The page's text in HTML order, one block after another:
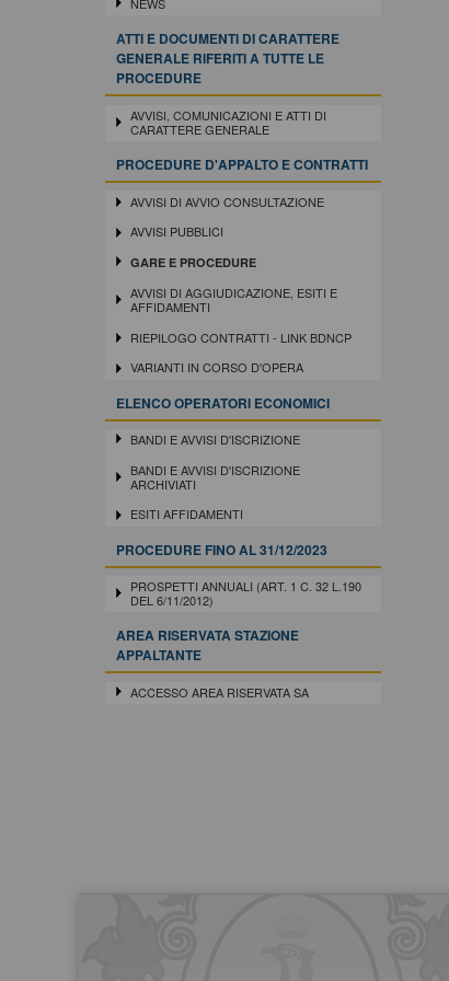
ATTI E DOCUMENTI DI CARATTERE
GENERALE RIFERITI A TUTTE LE
PROCEDURE
AVVISI, COMUNICAZIONI E ATTI DI
CARATTERE GENERALE
PROCEDURE D'APPALTO E CONTRATTI
AVVISI DI AVVIO CONSULTAZIONE
AVVISI PUBBLICI
GARE E PROCEDURE
AVVISI DI AGGIUDICAZIONE, ESITI E
AFFIDAMENTI
RIEPILOGO CONTRATTI - LINK BDNCP
VARIANTI IN CORSO D'OPERA
ELENCO OPERATORI ECONOMICI
BANDI E AVVISI D'ISCRIZIONE
BANDI E AVVISI D'ISCRIZIONE
ARCHIVIATI
ESITI AFFIDAMENTI
PROCEDURE FINO AL 31/12/2023
PROSPETTI ANNUALI (ART. 1 C. 32 L.190
DEL 6/11/2012)
AREA RISERVATA STAZIONE
APPALTANTE
ACCESSO AREA RISERVATA SA